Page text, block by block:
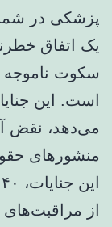
پزشکی در
یک اتفاق
سکوت ناموجه
است. این
می‌دهد، نقض
منشورهای
از